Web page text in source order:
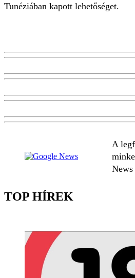
Tunéziában kapott lehetőséget.
A
TOP HÍREK